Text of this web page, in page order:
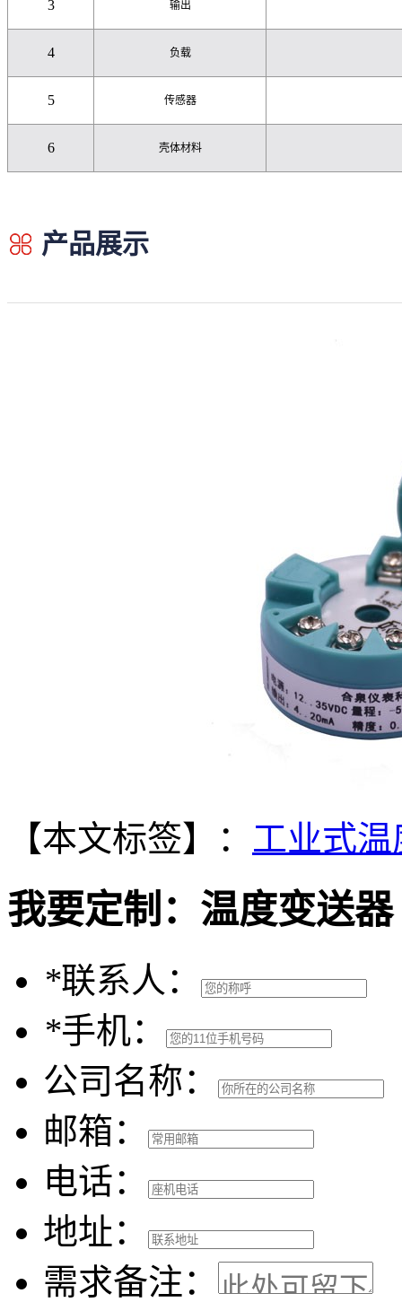
3 输出
4 负载
5 传感器
6 壳体材料
产品展示
【本文标签】： 工业式
我要定制： 温度变送器
*联系人：
*手机：
公司名称：
邮箱：
电话：
地址：
需求备注：